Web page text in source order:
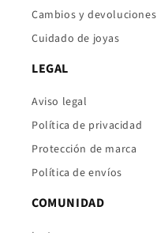
Cambios y devoluciones
Cuidado de joyas
LEGAL
Aviso legal
Política de privacidad
Protección de marca
Política de envíos
COMUNIDAD